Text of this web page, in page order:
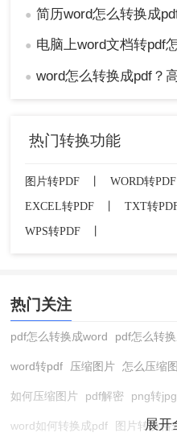
● 简历word怎么转换成pdf
● 电脑上word文档转pdf怎么
● word怎么转换成pdf？
热门转换功能
图片转PDF WORD转PDF
EXCEL转PDF
TXT转
WPS转PDF
热门关注
pdf怎么转换成word pdf怎么转
word转pdf 压缩图片 怎么压缩
如何压缩图片 pdf解密 png转jpg
word如何转换成pdf 图片转换格
展